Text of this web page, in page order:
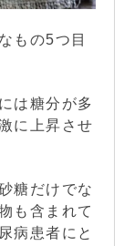
もの5つ目
は糖分が多
に上昇させ
糖だけでな
も含まれて
病患者にと